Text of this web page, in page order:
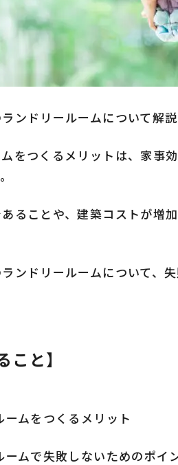
ンドリールームについて解説
をつくるメリットは、家事
ることや、建築コストが増
ンドリールームについて、
こと】
ムをつくるメリット
ムで失敗しないためのポイ